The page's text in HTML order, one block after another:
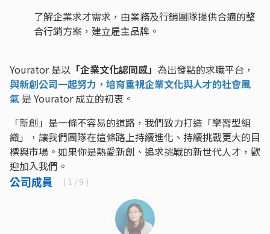
了解企業求才需求，由業務及行銷團隊提供合適的整
合行銷方案，建立雇主品牌。
Yourator 是以 「企業文化認同感」 為出發點的求職平台，
與新創公司一起努力，培育重視企業文化與人才的社會風
氣 是 Yourator 成立的初衷。
「新創」是一條不容易的道路，我們致力打造「學習型組
織」，讓我們團隊在這條路上持續進化、持續挑戰更大的目
標與市場。如果你是熱愛新創、追求挑戰的新世代人才，歡
迎加入我們。
公司成員 ( 1 / 9 )